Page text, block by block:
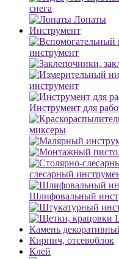
снега
Лопаты
Инструмент
инструмент
инструмент
Инструмент для
миксеры
слесарный
Шлифовальный
Камень
Кирпич, отсевоблок
Клей